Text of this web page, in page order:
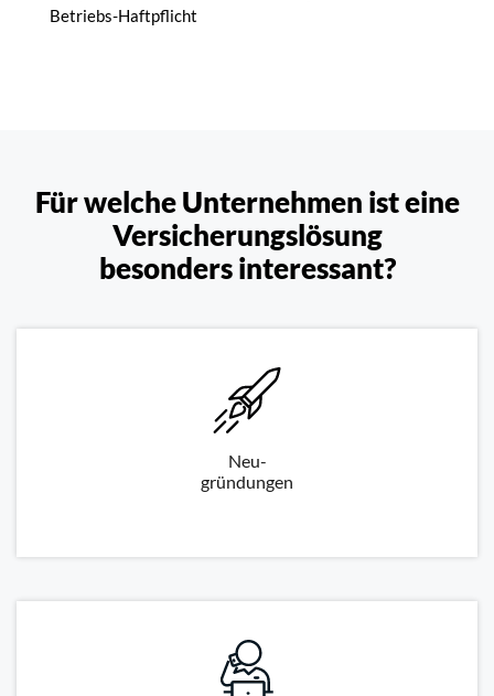
Betriebs-Haftpflicht
Für welche Unternehmen ist eine
Versicherungslösung
besonders interessant?
Neu-
gründungen